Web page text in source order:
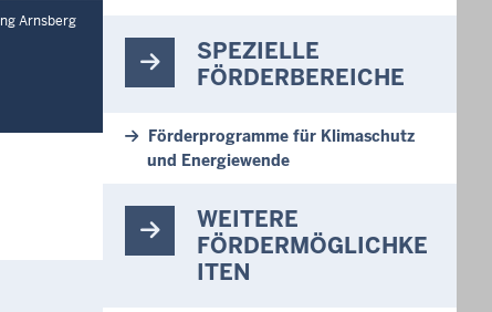
Arnsberg
SPEZIELLE
FÖRDERBEREICHE
Förderprogramme für Klimaschutz
und Energiewende
WEITERE
FÖRDERMÖGLICHKE
ITEN